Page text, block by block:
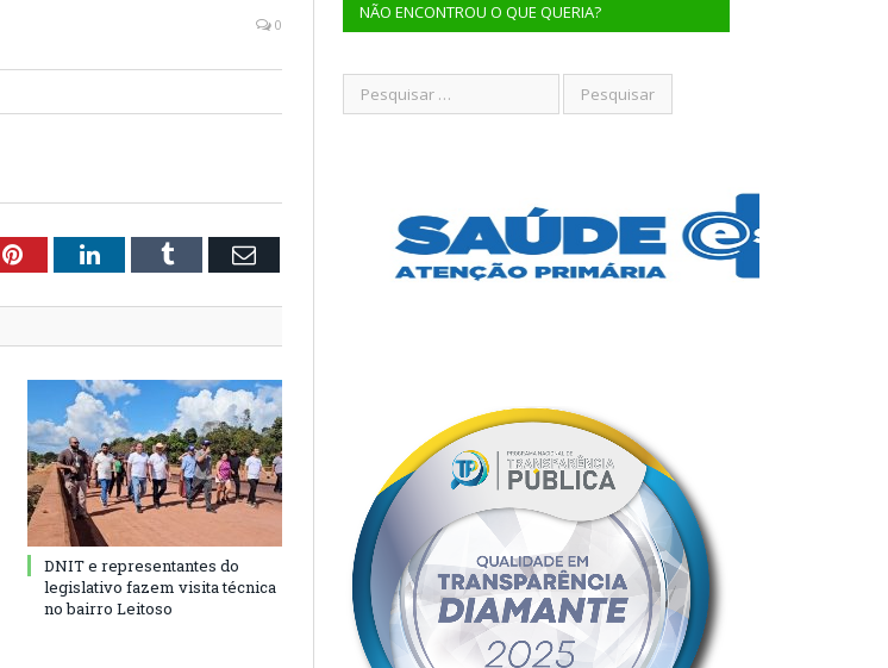
0
PinterestLinkedInTumblr Email
DNIT e representantes do
legislativo fazem visita técnica
no bairro Leitoso
NÃO ENCONTROU O QUE QUERIA?